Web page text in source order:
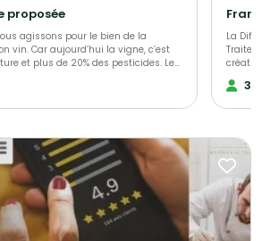
proposée
agissons pour le bien de la
vin. Car aujourd’hui la vigne, c’est
et plus de 20% des pesticides. Le
C’est triste. Alors nous avons
avec vous ! Ce que vous
La
entièrement
dans
votre
se
saison
plus prestigieux Au-delà